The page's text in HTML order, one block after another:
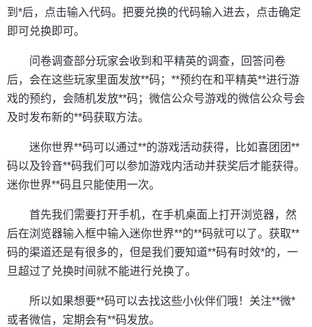
到*后，点击输入代码。把要兑换的代码输入进去，点击确定
即可兑换即可。
问卷调查部分玩家会收到和平精英的调查，回答问卷
后，会在这些玩家里面发放**码；**预约在和平精英**进行游
戏的预约，会随机发放**码；微信公众号游戏的微信公众号会
及时发布新的**码获取方法。
迷你世界**码可以通过**的游戏活动获得，比如喜团团**
码以及铃音**码我们可以参加游戏内活动并获奖后才能获得。
迷你世界**码且只能使用一次。
首先我们需要打开手机，在手机桌面上打开浏览器，然
后在浏览器输入框中输入迷你世界**的**码就可以了。获取**
码的渠道还是有很多的，但是我们要知道**码有时效*的，一
旦超过了兑换时间就不能进行兑换了。
所以如果想要**码可以去找这些小伙伴们哦！关注**微*
或者微信，定期会有**码发放。